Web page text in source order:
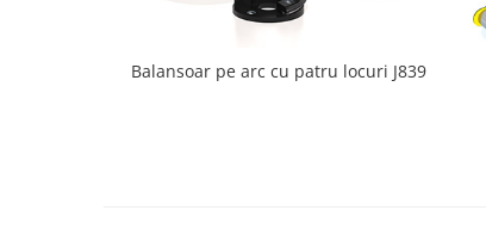
Balansoar pe arc cu patru locuri J839